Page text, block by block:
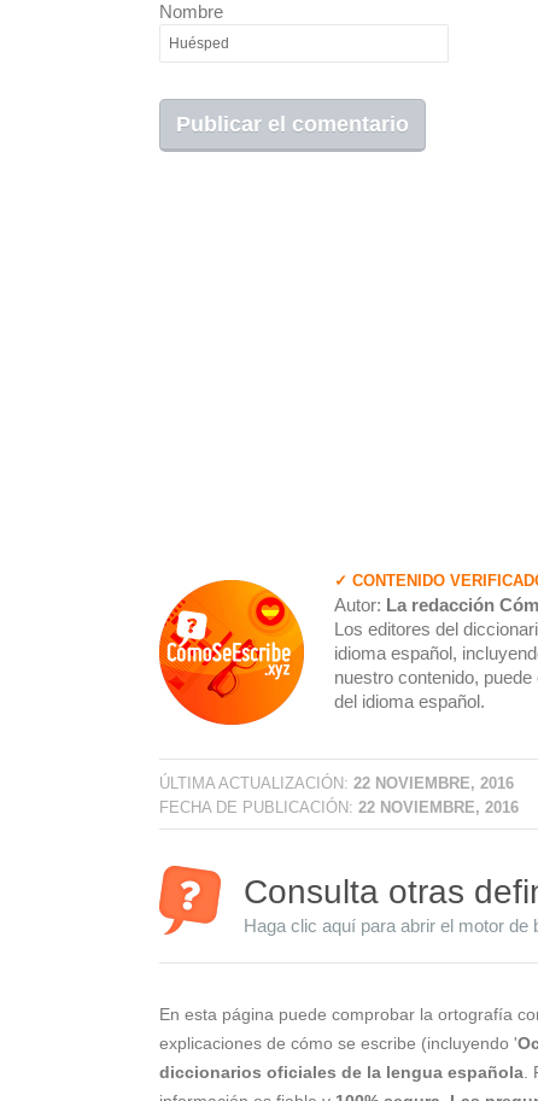
Nombre
✓ CONTENIDO
Autor: La redacción
Los editores del
idioma español,
nuestro contenido,
del idioma español.
ÚLTIMA ACTUALIZACIÓN: 22 NOVIEMBRE, 2016
FECHA DE PUBLICACIÓN: 22 NOVIEMBRE, 2016
Consulta otras
Haga clic aquí para abrir el motor de
En esta página puede comprobar la ortografía
explicaciones de cómo se escribe (incluyendo '
diccionarios oficiales de la lengua española